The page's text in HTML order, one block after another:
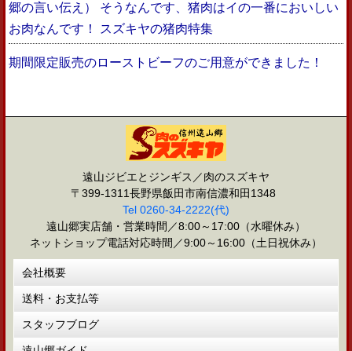
郷の言い伝え） そうなんです、猪肉はイの一番においしい
お肉なんです！ スズキヤの猪肉特集
期間限定販売のローストビーフのご用意ができました！
遠山ジビエとジンギス／肉のスズキヤ
〒399-1311長野県飯田市南信濃和田1348
Tel 0260-34-2222(代)
遠山郷実店舗・営業時間／8:00～17:00（水曜休み）
ネットショップ電話対応時間／9:00～16:00（土日祝休み）
会社概要
送料・お支払等
スタッフブログ